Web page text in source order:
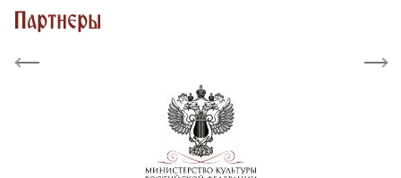
Партнеры
Previous Next